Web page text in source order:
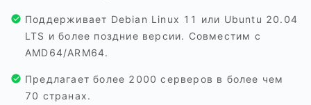
Поддерживает Debian Linux 11 или Ubuntu 20.04
LTS и более поздние версии. Совместим с
AMD64/ARM64.
Предлагает более 2000 серверов в более чем
70 странах.